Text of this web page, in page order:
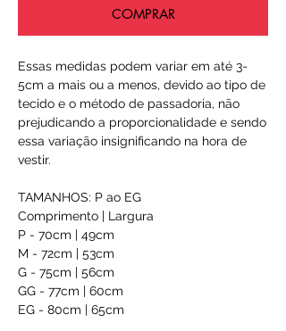
COMPRAR
Essas medidas podem variar em até 3-
5cm a mais ou a menos, devido ao tipo de
tecido e o método de passadoria, não
prejudicando a proporcionalidade e sendo
essa variação insignificando na hora de
vestir.
TAMANHOS: P ao EG
Comprimento | Largura
P - 70cm | 49cm
M - 72cm | 53cm
G - 75cm | 56cm
GG - 77cm | 60cm
EG - 80cm | 65cm